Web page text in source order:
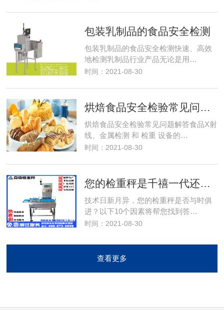
包装乳制品的食品安全检测
包装乳制品的食品安全检测快速、高效
地检测乳制品行业产品无论是用…
时间：2021-08-30
烘焙食品安全检验常见问题解答
烘焙食品安全检验常见问题解答食品X射
线、金属检测 和 检重 设备的…
时间：2021-08-30
您的检重秤是千禧一代还是婴儿潮一代的产品？
技术日新月异，您的检重秤是否与时俱
进？以下10个因素将帮您找到答…
时间：2021-08-30
查看更多